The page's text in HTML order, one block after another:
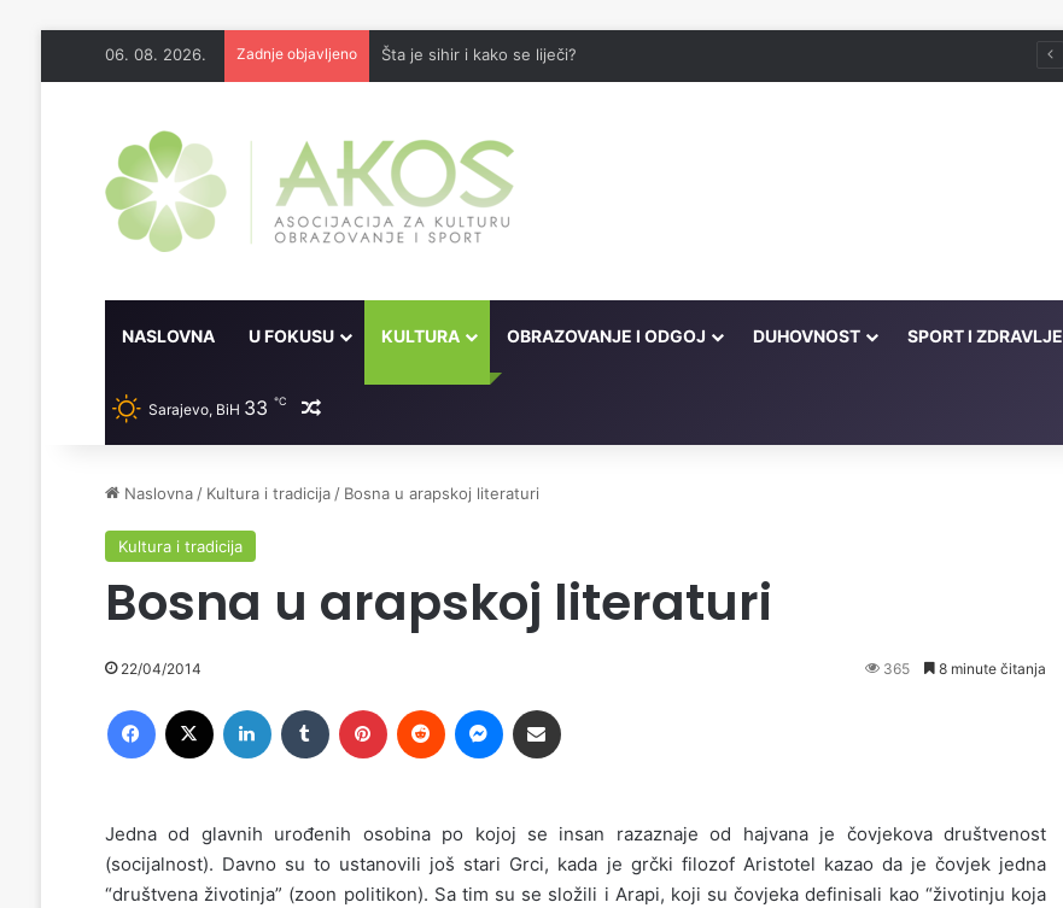
06. 08. 2026. Zadnje objavljeno Šta je sihir i kako se liječi?
NASLOVNA U FOKUSU KULTURA OBRAZOVANJE I ODGOJ DUHOVNOST SPORT I ZDRAVLJE
Sarajevo, BiH 33 ℃ Random članak
Naslovna / Kultura i tradicija / Bosna u arapskoj literaturi
Kultura i tradicija
Bosna u arapskoj literaturi
22/04/2014 365 8 minute čitanja
Jedna od glavnih urođenih osobina po kojoj se insan razaznaje od hajvana je čovjekova društvenost
(socijalnost). Davno su to ustanovili još stari Grci, kada je grčki filozof Aristotel kazao da je čovjek jedna
“društvena životinja” (zoon politikon). Sa tim su se složili i Arapi, koji su čovjeka definisali kao “životinju koja